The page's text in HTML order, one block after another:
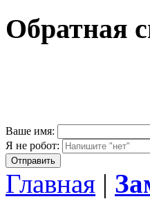
Обратная
Ваше имя:
Я не робот:
Главная |